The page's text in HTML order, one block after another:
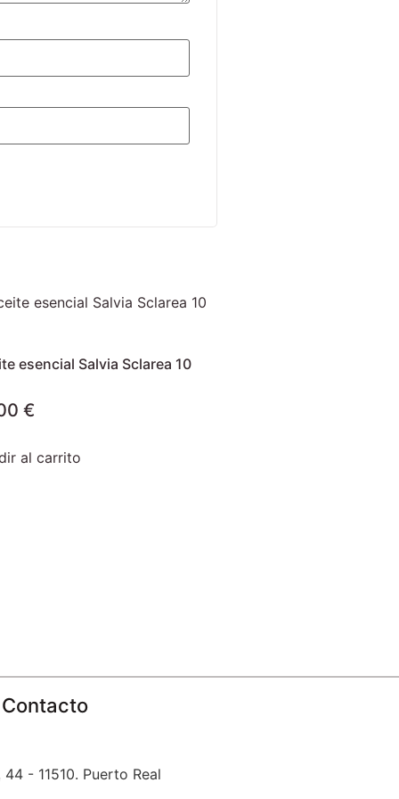
esencial Salvia Sclarea 10
€
al carrito
Contacto
- 11510. Puerto Real